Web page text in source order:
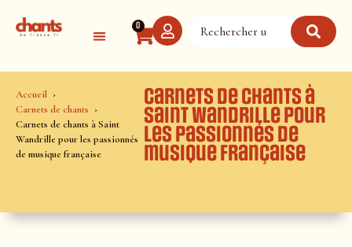
0
Accueil
Carnets de chants
Carnets de chants à Saint
Wandrille pour les passionnés
de musique française
Carnets de chants à
Saint Wandrille pour
les passionnés de
musique française